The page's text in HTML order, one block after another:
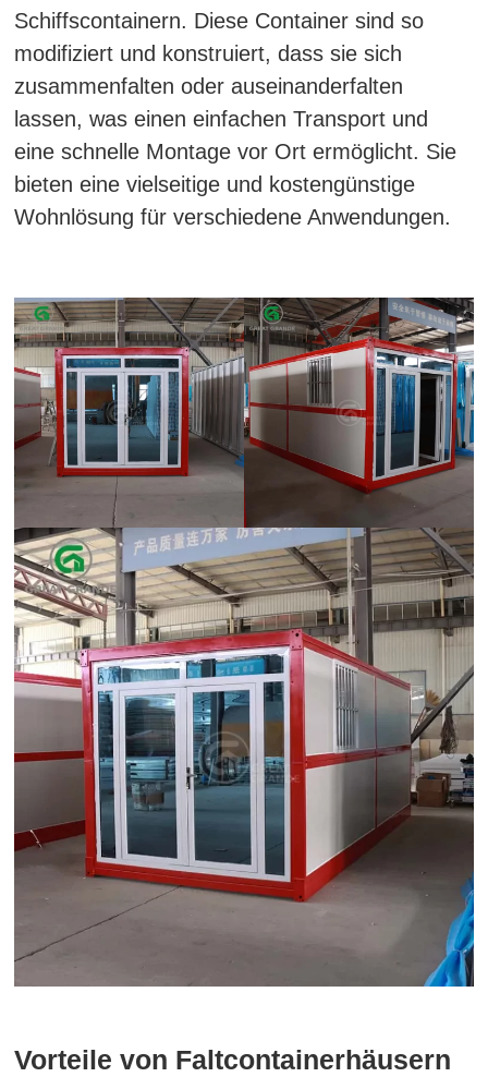
Schiffscontainern. Diese Container sind so
modifiziert und konstruiert, dass sie sich
zusammenfalten oder auseinanderfalten
lassen, was einen einfachen Transport und
eine schnelle Montage vor Ort ermöglicht. Sie
bieten eine vielseitige und kostengünstige
Wohnlösung für verschiedene Anwendungen.
Vorteile von Faltcontainerhäusern